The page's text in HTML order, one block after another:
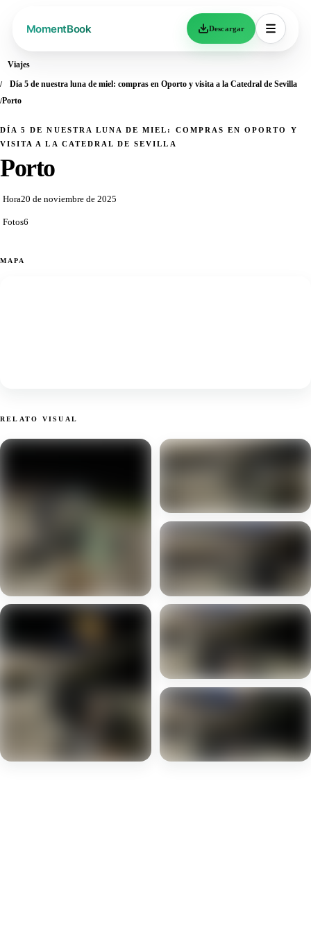
Descargar
Viajes
Día 5 de nuestra luna de miel: compras en Oporto y visita a la Catedral de Sevilla
Porto
DÍA 5 DE NUESTRA LUNA DE MIEL: COMPRAS EN OPORTO Y
VISITA A LA CATEDRAL DE SEVILLA
Porto
Hora20 de noviembre de 2025
Fotos6
MAPA
RELATO VISUAL